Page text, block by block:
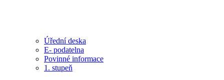
Úřední deska
E- podatelna
Povinné informace
1. stupeň